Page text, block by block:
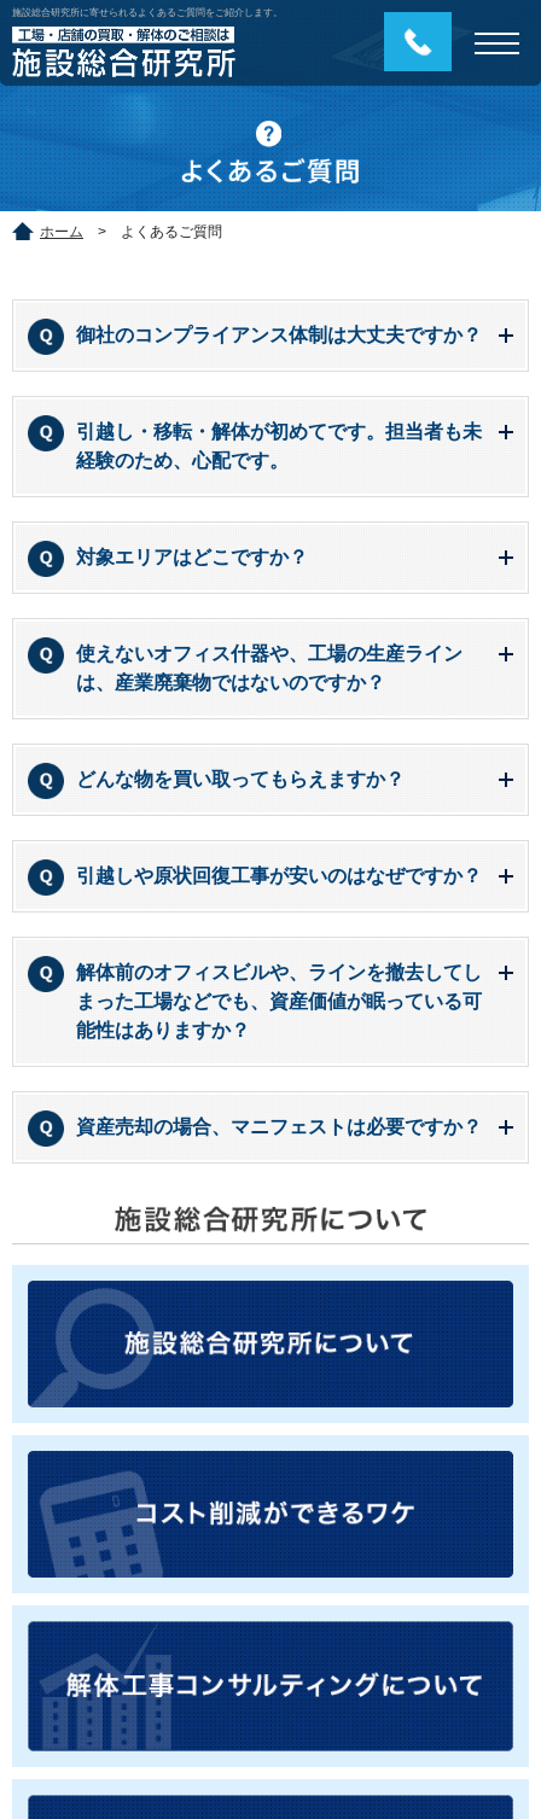
施設総合研究所に寄せられるよくあるご質問をご紹介します。
ホーム > よくあるご質問
御社のコンプライアンス体制は大丈夫ですか？
引越し・移転・解体が初めてです。担当者も未
経験のため、心配です。
対象エリアはどこですか？
使えないオフィス什器や、工場の生産ライン
は、産業廃棄物ではないのですか？
どんな物を買い取ってもらえますか？
引越しや原状回復工事が安いのはなぜですか？
解体前のオフィスビルや、ラインを撤去してし
まった工場などでも、資産価値が眠っている可
能性はありますか？
資産売却の場合、マニフェストは必要ですか？